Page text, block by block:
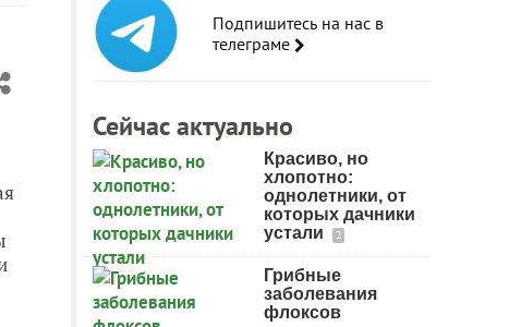
Подпишитесь на нас в
телеграме
Сейчас актуально
Красиво, но
хлопотно:
однолетники, от
которых дачники
устали
2
Грибные
заболевания
флоксов